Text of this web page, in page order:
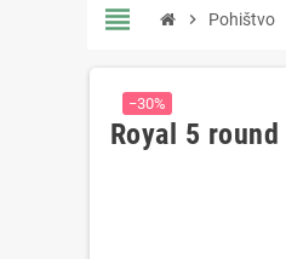
view_headline chevron_right Pohištvo
Royal 5
−30%